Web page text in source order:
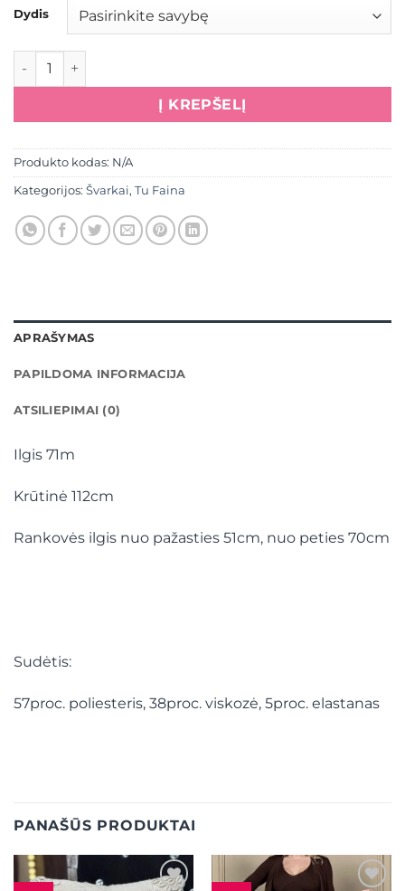
Dydis
produkto kiekis: Švarkas , "Blizgučiai" ,praplatintais
Į KREPŠELĮ
Produkto kodas: N/A
Kategorijos: Švarkai, Tu Faina
APRAŠYMAS
PAPILDOMA INFORMACIJA
ATSILIEPIMAI (0)
Ilgis 71m
Krūtinė 112cm
Rankovės ilgis nuo pažasties 51cm, nuo peties 70cm
Sudėtis:
57proc. poliesteris, 38proc. viskozė, 5proc. elastanas
PANAŠŪS PRODUKTAI